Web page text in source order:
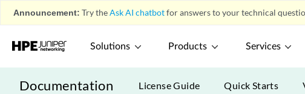
Announcement: Try theAsk AI chatbotfor answers to your technical
Solutions Products Services
Documentation License Guide Quick Starts